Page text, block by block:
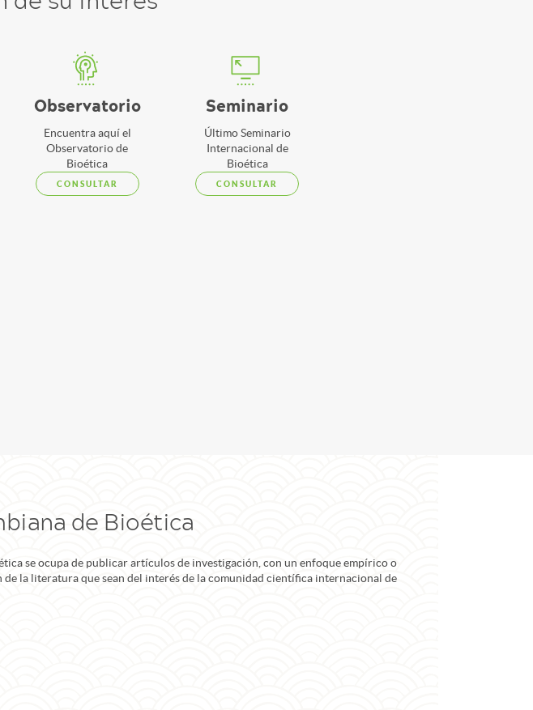
Observatorio
Encuentra aquí el
Observatorio de
Bioética
CONSULTAR
Seminario
Último Seminario
Internacional de
Bioética
CONSULTAR
de Bioética
se ocupa de publicar artículos de investigación, con un enfoque empírico o
la literatura que sean del interés de la comunidad científica internacional de